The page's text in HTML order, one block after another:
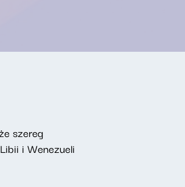
szereg
i Wenezueli